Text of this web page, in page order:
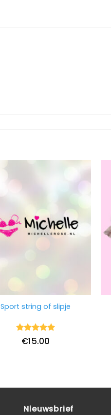
Sport string of slipje
Waardering
uit 5
€15.00
Nieuwsbrief